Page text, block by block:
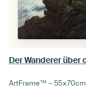
ArtFrame™ –55×70cm